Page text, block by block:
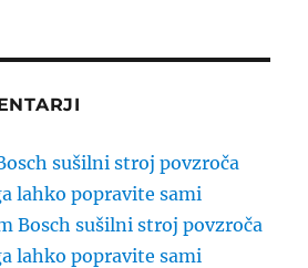
sušilni stroj povzroča
lahko popravite sami
Bosch sušilni stroj povzroča
lahko popravite sami